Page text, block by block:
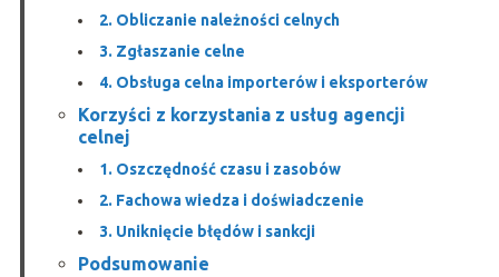
2. Obliczanie należności celnych
3. Zgłaszanie celne
4. Obsługa celna importerów i eksporterów
Korzyści z korzystania z usług agencji
celnej
1. Oszczędność czasu i zasobów
2. Fachowa wiedza i doświadczenie
3. Uniknięcie błędów i sankcji
Podsumowanie